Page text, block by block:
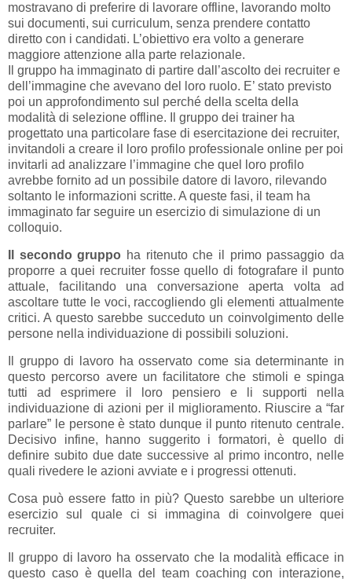
mostravano di preferire di lavorare offline, lavorando molto
sui documenti, sui curriculum, senza prendere contatto
diretto con i candidati. L’obiettivo era volto a generare
maggiore attenzione alla parte relazionale.
Il gruppo ha immaginato di partire dall’ascolto dei recruiter e
dell’immagine che avevano del loro ruolo. E’ stato previsto
poi un approfondimento sul perché della scelta della
modalità di selezione offline. Il gruppo dei trainer ha
progettato una particolare fase di esercitazione dei recruiter,
invitandoli a creare il loro profilo professionale online per poi
invitarli ad analizzare l’immagine che quel loro profilo
avrebbe fornito ad un possibile datore di lavoro, rilevando
soltanto le informazioni scritte. A queste fasi, il team ha
immaginato far seguire un esercizio di simulazione di un
colloquio.
Il secondo gruppo ha ritenuto che il primo passaggio da
proporre a quei recruiter fosse quello di fotografare il punto
attuale, facilitando una conversazione aperta volta ad
ascoltare tutte le voci, raccogliendo gli elementi attualmente
critici. A questo sarebbe succeduto un coinvolgimento delle
persone nella individuazione di possibili soluzioni.
Il gruppo di lavoro ha osservato come sia determinante in
questo percorso avere un facilitatore che stimoli e spinga
tutti ad esprimere il loro pensiero e li supporti nella
individuazione di azioni per il miglioramento. Riuscire a “far
parlare” le persone è stato dunque il punto ritenuto centrale.
Decisivo infine, hanno suggerito i formatori, è quello di
definire subito due date successive al primo incontro, nelle
quali rivedere le azioni avviate e i progressi ottenuti.
Cosa può essere fatto in più? Questo sarebbe un ulteriore
esercizio sul quale ci si immagina di coinvolgere quei
recruiter.
Il gruppo di lavoro ha osservato che la modalità efficace in
questo caso è quella del team coaching con interazione,